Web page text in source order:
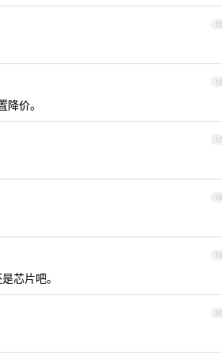
15
16
价。
17
18
19
芯片吧。
20